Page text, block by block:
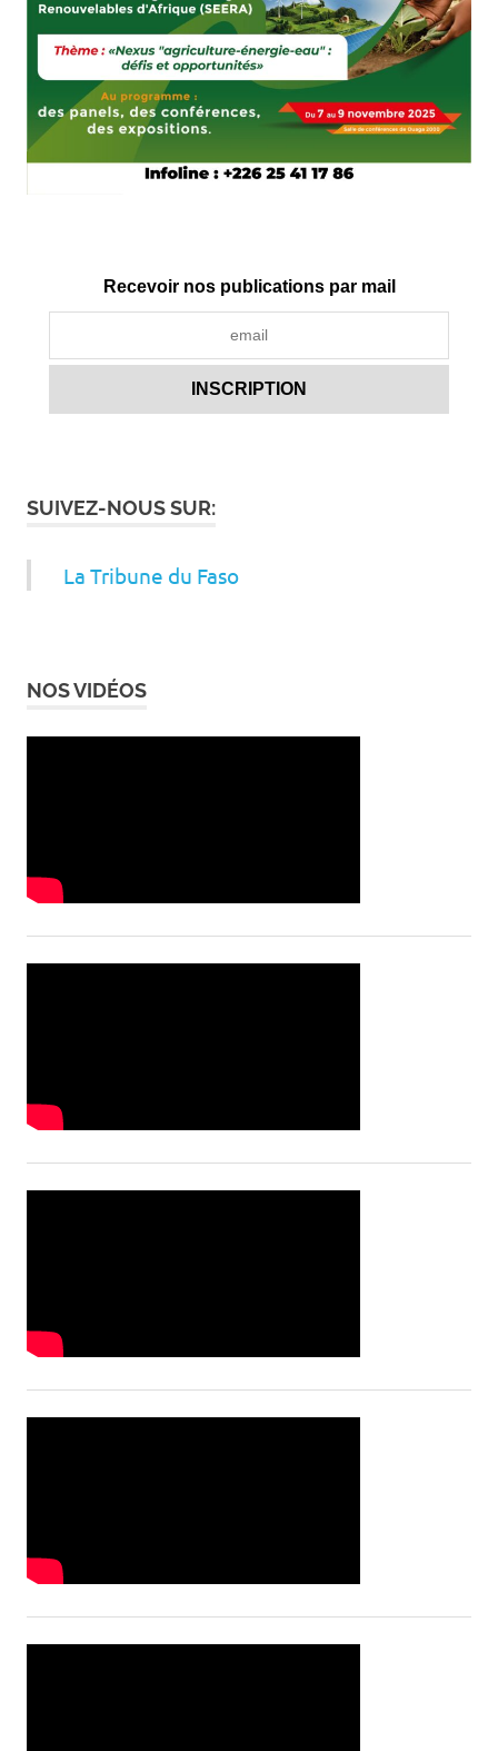
Recevoir nos publications par mail
SUIVEZ-NOUS SUR:
La Tribune du Faso
NOS VIDÉOS